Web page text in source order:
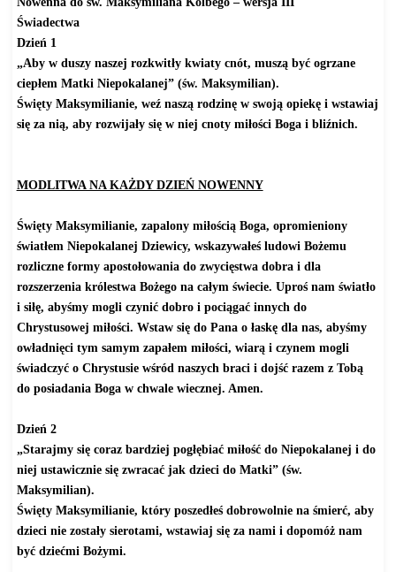
Świadectwa
Dzień 1
„Aby w duszy naszej rozkwitły kwiaty cnót, muszą być ogrzane
ciepłem Matki Niepokalanej” (św. Maksymilian).
Święty Maksymilianie, weź naszą rodzinę w swoją opiekę i wstawiaj
się za nią, aby rozwijały się w niej cnoty miłości Boga i bliźnich.
MODLITWA NA KAŻDY DZIEŃ NOWENNY
Święty Maksymilianie, zapalony miłością Boga, opromieniony
światłem Niepokalanej Dziewicy, wskazywałeś ludowi Bożemu
rozliczne formy apostołowania do zwycięstwa dobra i dla
rozszerzenia królestwa Bożego na całym świecie. Uproś nam światło
i siłę, abyśmy mogli czynić dobro i pociągać innych do
Chrystusowej miłości. Wstaw się do Pana o łaskę dla nas, abyśmy
owładnięci tym samym zapałem miłości, wiarą i czynem mogli
świadczyć o Chrystusie wśród naszych braci i dojść razem z Tobą
do posiadania Boga w chwale wiecznej. Amen.
Dzień 2
„Starajmy się coraz bardziej pogłębiać miłość do Niepokalanej i do
niej ustawicznie się zwracać jak dzieci do Matki” (św.
Maksymilian).
Święty Maksymilianie, który poszedłeś dobrowolnie na śmierć, aby
dzieci nie zostały sierotami, wstawiaj się za nami i dopomóż nam
być dziećmi Bożymi.